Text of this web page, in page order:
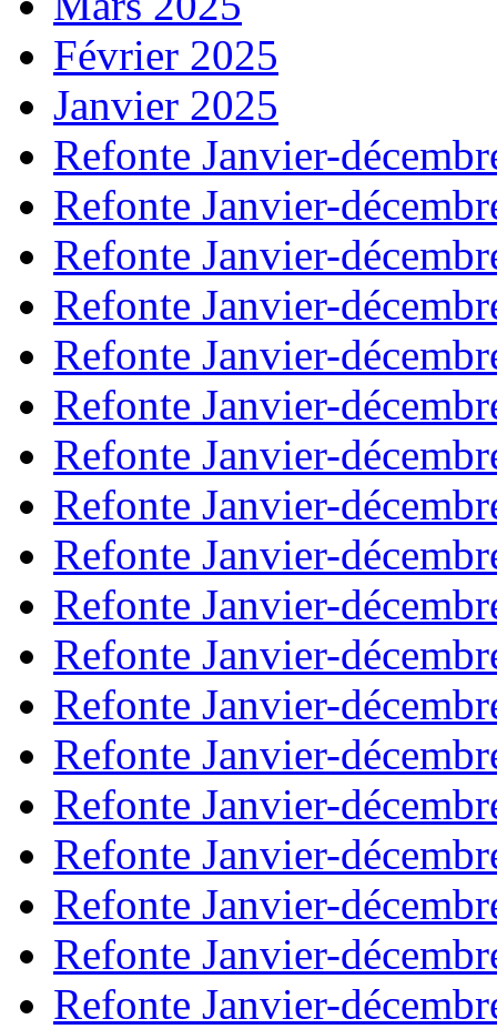
Février 2025
Janvier 2025
Refonte Janvier-
Refonte Janvier-
Refonte Janvier-
Refonte Janvier-
Refonte Janvier-
Refonte Janvier-
Refonte Janvier-
Refonte Janvier-
Refonte Janvier-
Refonte Janvier-
Refonte Janvier-
Refonte Janvier-
Refonte Janvier-
Refonte Janvier-
Refonte Janvier-
Refonte Janvier-
Refonte Janvier-
Refonte Janvier-